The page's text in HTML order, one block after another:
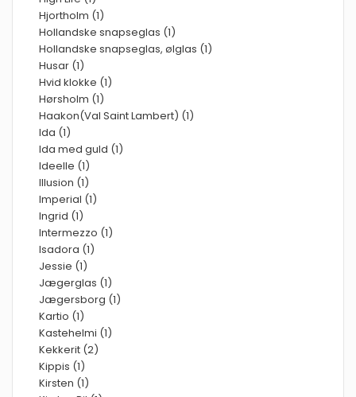
Hjortholm (1)
Hollandske snapseglas (1)
Hollandske snapseglas, ølglas (1)
Husar (1)
Hvid klokke (1)
Hørsholm (1)
Haakon(Val Saint Lambert) (1)
Ida (1)
Ida med guld (1)
Ideelle (1)
Illusion (1)
Imperial (1)
Ingrid (1)
Intermezzo (1)
Isadora (1)
Jessie (1)
Jægerglas (1)
Jægersborg (1)
Kartio (1)
Kastehelmi (1)
Kekkerit (2)
Kippis (1)
Kirsten (1)